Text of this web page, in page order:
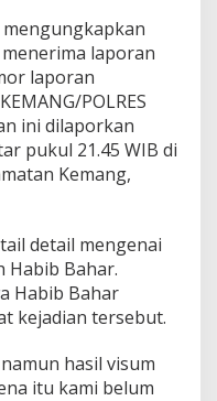
laporan
laporan
POLRES
ini dilaporkan
pukul 21.45 WIB di
Kemang,
detail mengenai
Habib Bahar.
Habib Bahar
kejadian tersebut.
hasil visum
itu kami belum